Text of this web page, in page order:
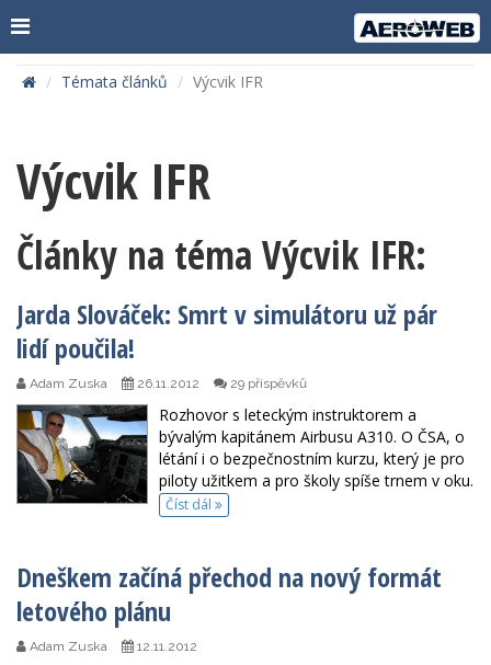
Témata článků Výcvik IFR
Výcvik IFR
Články na téma Výcvik IFR:
Jarda Slováček: Smrt v simulátoru už pár
lidí poučila!
Adam Zuska 26.11.2012 29 příspěvků
Rozhovor s leteckým instruktorem a
bývalým kapitánem Airbusu A310. O ČSA, o
létání i o bezpečnostním kurzu, který je pro
piloty užitkem a pro školy spíše trnem v oku.
Číst dál
Dneškem začíná přechod na nový formát
letového plánu
Adam Zuska 12.11.2012